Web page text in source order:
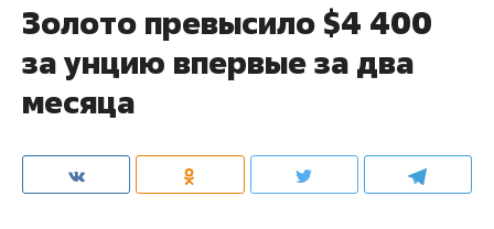
Золото превысило $4 400
за унцию впервые за два
месяца